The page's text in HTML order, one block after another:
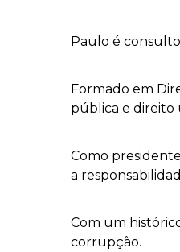
Paulo é
Formado em
pública e direito
Como
a
Com um
corrupção.